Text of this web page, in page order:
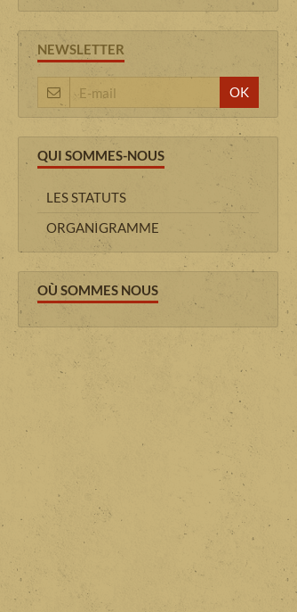
NEWSLETTER
OK
QUI SOMMES-NOUS
LES STATUTS
ORGANIGRAMME
OÙ SOMMES NOUS